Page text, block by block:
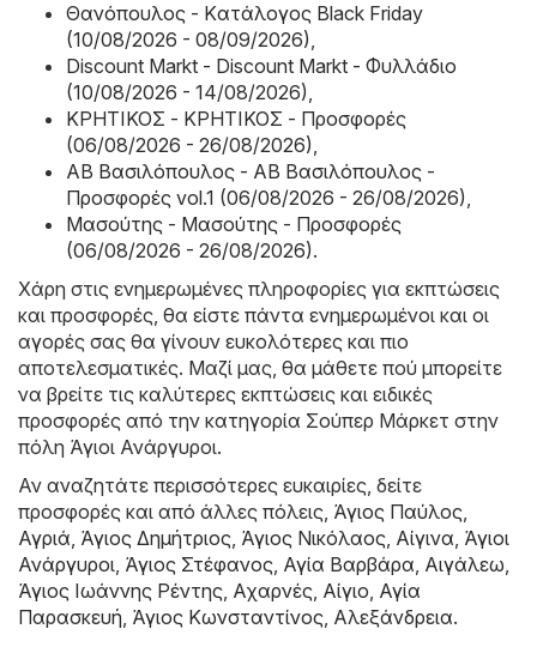
Θανόπουλος - Kατάλογος Black Friday
(10/08/2026 - 08/09/2026),
Discount Markt - Discount Markt - Φυλλάδιο
(10/08/2026 - 14/08/2026),
ΚΡΗΤΙΚΟΣ - ΚΡΗΤΙΚΟΣ - Προσφορές
(06/08/2026 - 26/08/2026),
ΑΒ Βασιλόπουλος - ΑΒ Βασιλόπουλος -
Προσφορές vol.1 (06/08/2026 - 26/08/2026),
Μασούτης - Μασούτης - Προσφορές
(06/08/2026 - 26/08/2026).
Χάρη στις ενημερωμένες πληροφορίες για εκπτώσεις
και προσφορές, θα είστε πάντα ενημερωμένοι και οι
αγορές σας θα γίνουν ευκολότερες και πιο
αποτελεσματικές. Μαζί μας, θα μάθετε πού μπορείτε
να βρείτε τις καλύτερες εκπτώσεις και ειδικές
προσφορές από την κατηγορία Σούπερ Μάρκετ στην
πόλη Άγιοι Ανάργυροι.
Αν αναζητάτε περισσότερες ευκαιρίες, δείτε
προσφορές και από άλλες πόλεις, Άγιος Παύλος,
Αγριά, Άγιος Δημήτριος, Άγιος Νικόλαος, Αίγινα, Άγιοι
Ανάργυροι, Άγιος Στέφανος, Αγία Βαρβάρα, Αιγάλεω,
Άγιος Ιωάννης Ρέντης, Αχαρνές, Αίγιο, Αγία
Παρασκευή, Άγιος Κωνσταντίνος, Αλεξάνδρεια.